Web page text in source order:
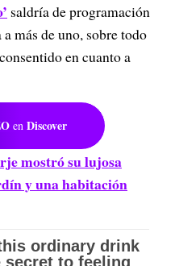
saldría de programación
más de uno, sobre todo
en cuanto a
en Discover
mostró su lujosa
y una habitación